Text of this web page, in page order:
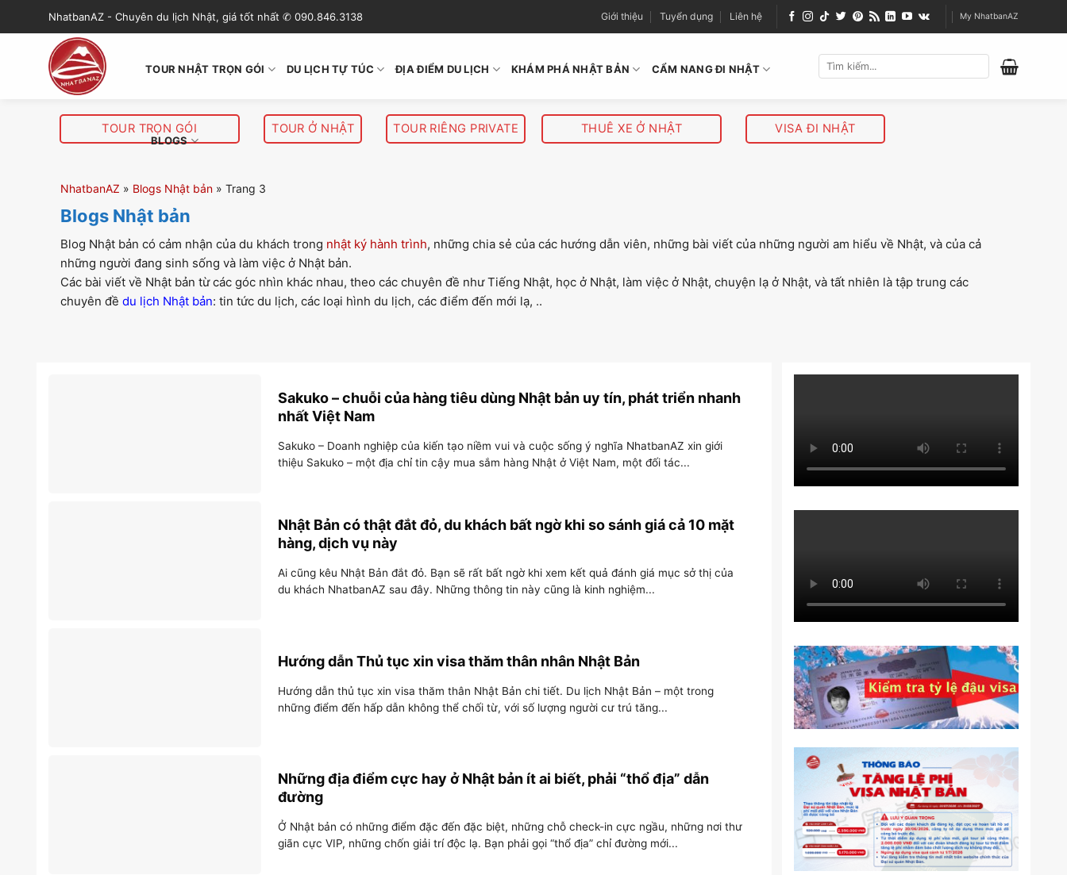
NhatbanAZ - Chuyên du lịch Nhật, giá tốt nhất ✆ 090.846.3138 Giới thiệu Tuyển dụng Liên hệ My NhatbanAZ
TOUR NHẬT TRỌN GÓI DU LỊCH TỰ TÚC ĐỊA ĐIỂM DU LỊCH KHÁM PHÁ NHẬT BẢN CẨM NANG ĐI NHẬT
BLOGS
TOUR TRỌN GÓI TOUR Ở NHẬT TOUR RIÊNG PRIVATE THUÊ XE Ở NHẬT VISA ĐI NHẬT
NhatbanAZ » Blogs Nhật bản » Trang 3
Blogs Nhật bản
Blog Nhật bản có cảm nhận của du khách trong nhật ký hành trình, những chia sẻ của các hướng dẫn viên, những bài viết của những người am hiểu về Nhật, và của cả
những người đang sinh sống và làm việc ở Nhật bản.
Các bài viết về Nhật bản từ các góc nhìn khác nhau, theo các chuyên đề như Tiếng Nhật, học ở Nhật, làm việc ở Nhật, chuyện lạ ở Nhật, và tất nhiên là tập trung các
chuyên đề du lịch Nhật bản: tin tức du lịch, các loại hình du lịch, các điểm đến mới lạ, ..
Sakuko – chuỗi của hàng tiêu dùng Nhật bản uy tín, phát triển nhanh
nhất Việt Nam
Sakuko – Doanh nghiệp của kiến tạo niềm vui và cuộc sống ý nghĩa NhatbanAZ xin giới
thiệu Sakuko – một địa chỉ tin cậy mua sắm hàng Nhật ở Việt Nam, một đối tác...
Nhật Bản có thật đắt đỏ, du khách bất ngờ khi so sánh giá cả 10 mặt
hàng, dịch vụ này
Ai cũng kêu Nhật Bản đắt đỏ. Bạn sẽ rất bất ngờ khi xem kết quả đánh giá mục sở thị của
du khách NhatbanAZ sau đây. Những thông tin này cũng là kinh nghiệm...
Hướng dẫn Thủ tục xin visa thăm thân nhân Nhật Bản
Hướng dẫn thủ tục xin visa thăm thân Nhật Bản chi tiết. Du lịch Nhật Bản – một trong
những điểm đến hấp dẫn không thể chối từ, với số lượng người cư trú tăng...
Những địa điểm cực hay ở Nhật bản ít ai biết, phải “thổ địa” dẫn
đường
Ở Nhật bản có những điểm đặc đến đặc biệt, những chỗ check-in cực ngầu, những nơi thư
giãn cực VIP, những chốn giải trí độc lạ. Bạn phải gọi “thổ địa” chỉ đường mới...